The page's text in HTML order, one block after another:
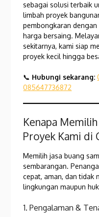
sebagai solusi terbaik
limbah proyek
pembongkaran
harga bersaing.
sekitarnya, kami siap
proyek kecil hingga
📞 Hubungi sekarang:
085647736872
Kenapa Memilih
Proyek Kami di
Memilih jasa buang
sembarangan.
cepat, aman, dan tidak
lingkungan maupun
1. Pengalaman &